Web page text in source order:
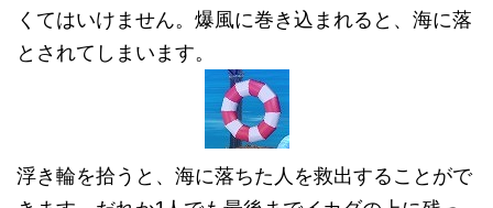
くてはいけません。爆風に巻き込まれると、海に落
とされてしまいます。
浮き輪を拾うと、海に落ちた人を救出することがで